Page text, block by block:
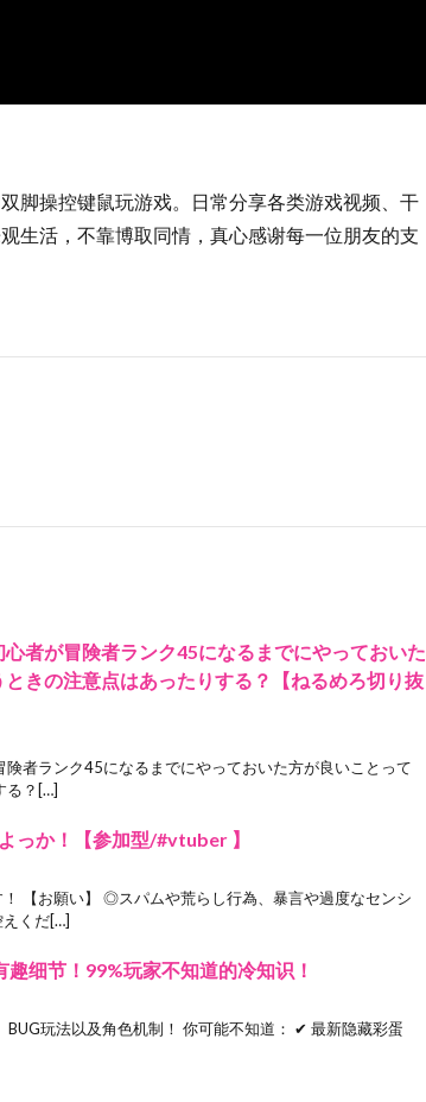
脚操控键鼠玩游戏。日常分享各类游戏视频、干
生活，不靠博取同情，真心感谢每一位朋友的支
者が冒険者ランク45になるまでにやっておいた
きの注意点はあったりする？【ねるめろ切り抜
者ランク45になるまでにやっておいた方が良いことって
る？[…]
っか！【参加型/#vtuber 】
【お願い】 ◎スパムや荒らし行為、暴言や過度なセンシ
えくだ[…]
细节！99%玩家不知道的冷知识！
玩法以及角色机制！ 你可能不知道： ✔ 最新隐藏彩蛋